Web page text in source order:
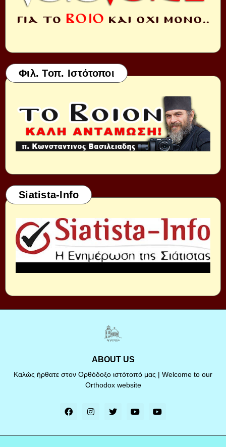
Φιλ. Τοπ. Ιστότοποι
Siatista-Info
ABOUT US
Καλώς ήρθατε στον Ορθόδοξο ιστότοπό μας | Welcome to our
Orthodox website